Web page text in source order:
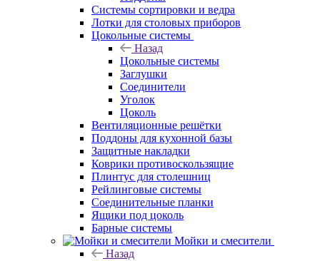
Системы сортировки и ведра
Лотки для столовых приборов
Цокольные системы
Назад
Цокольные системы
Заглушки
Соединители
Уголок
Цоколь
Вентиляционные решётки
Поддоны для кухонной базы
Защитные накладки
Коврики противоскользящие
Плинтус для столешниц
Рейлинговые системы
Соединительные планки
Ящики под цоколь
Барные системы
Мойки и смесители
Назад